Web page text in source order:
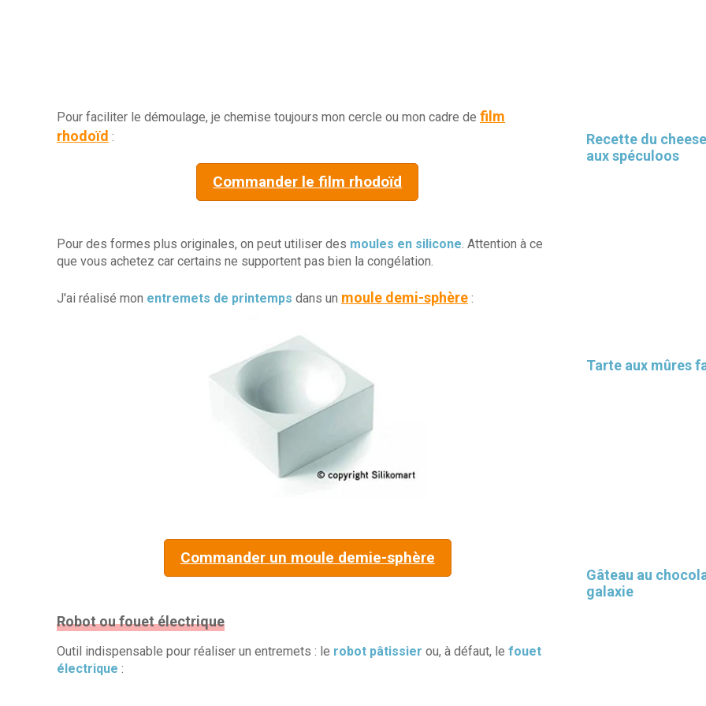
Pour faciliter le démoulage, je chemise toujours mon cercle ou mon cadre de film
rhodoïd :
Commander le film rhodoïd
Pour des formes plus originales, on peut utiliser des moules en silicone. Attention à ce
que vous achetez car certains ne supportent pas bien la congélation.
J'ai réalisé mon entremets de printemps dans un moule demi-sphère :
Commander un moule demie-sphère
Robot ou fouet électrique
Outil indispensable pour réaliser un entremets : le robot pâtissier ou, à défaut, le fouet
électrique :
Recette du
aux spéculoos
Tarte aux mûres
Gâteau au
galaxie